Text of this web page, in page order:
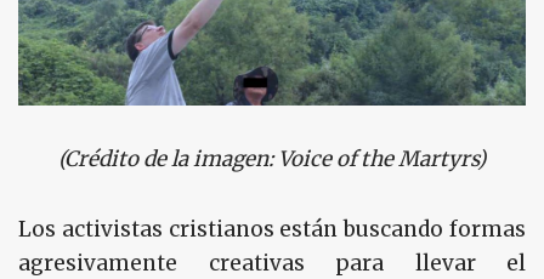
(Crédito de la imagen:Voice of the Martyrs)
Los activistas cristianos están buscando formas
agresivamente creativas para llevar el